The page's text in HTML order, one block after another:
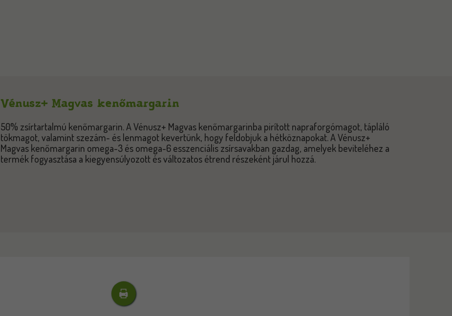
Vénusz+ Magvas kenőmargarin
50% zsírtartalmú kenőmargarin. A Vénusz+ Magvas kenőmargarinba pirított napraforgómagot, tápláló
tökmagot, valamint szezám- és lenmagot kevertünk, hogy feldobjuk a hétköznapokat. A Vénusz+
Magvas kenőmargarin omega-3 és omega-6 esszenciális zsírsavakban gazdag, amelyek beviteléhez a
termék fogyasztása a kiegyensúlyozott és változatos étrend részeként járul hozzá.